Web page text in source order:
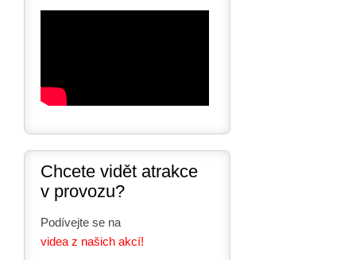
Chcete vidět atrakce
v provozu?
Podívejte se na
videa z našich akcí!